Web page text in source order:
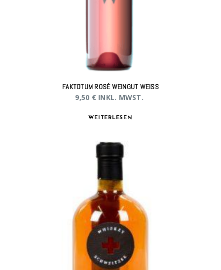
FAKTOTUM ROSÉ WEINGUT WEISS
9,50 € INKL. MWST.
WEITERLESEN